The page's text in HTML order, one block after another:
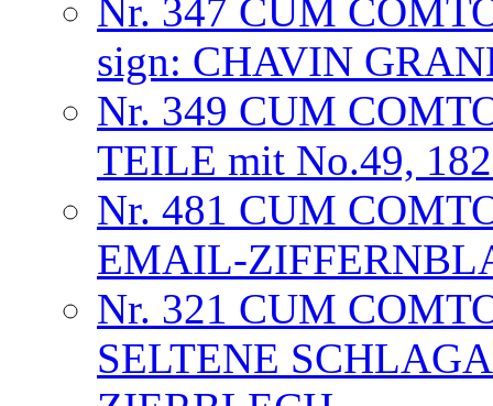
Nr. 347 CUM
sign: CHAVIN
Nr. 349 CUM
TEILE mit No.49,
Nr. 481 CUM
EMAIL-
Nr. 321 CUM
SELTENE